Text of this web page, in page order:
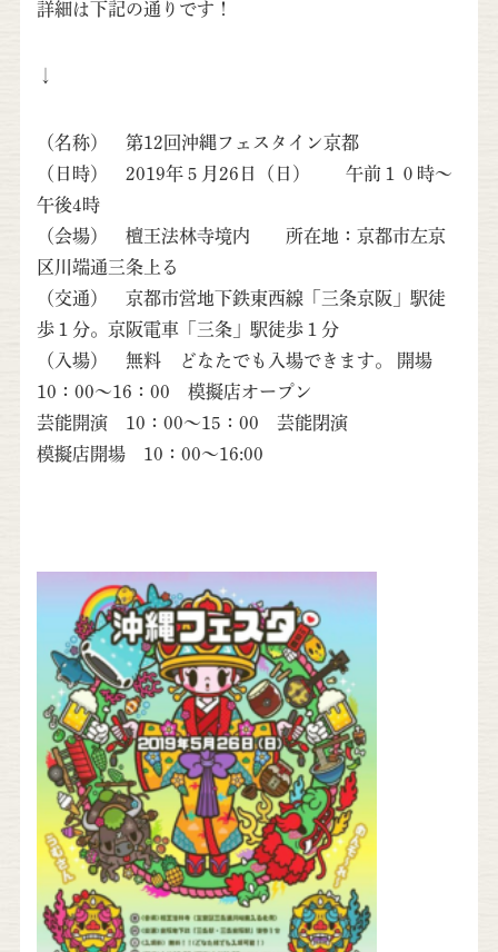
詳細は下記の通りです！
（名称） 第12回沖縄フェスタイン京都
（日時） 2019年５月26日（日） 午前１０時～
午後4時
（会場） 檀王法林寺境内 所在地：京都市左京
区川端通三条上る
（交通） 京都市営地下鉄東西線「三条京阪」駅徒
歩１分。京阪電車「三条」駅徒歩１分
（入場） 無料 どなたでも入場できます。 開場
10：00～16：00 模擬店オープン
芸能開演 10：00～15：00 芸能閉演
模擬店開場 10：00～16:00